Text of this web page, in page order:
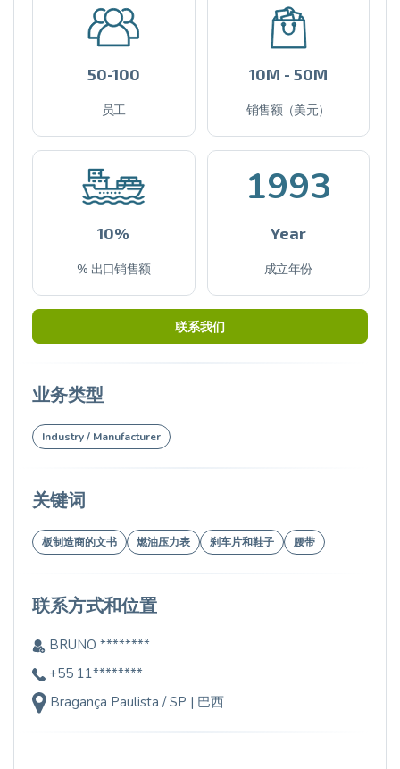
50-100
员工
10M - 50M
销售额（美元）
10%
% 出口销售额
1993
Year
成立年份
联系我们
业务类型
Industry / Manufacturer
关键词
板制造商的文书 燃油压力表 刹车片和鞋子 腰带
联系方式和位置
BRUNO ********
+55 11********
Bragança Paulista / SP | 巴西